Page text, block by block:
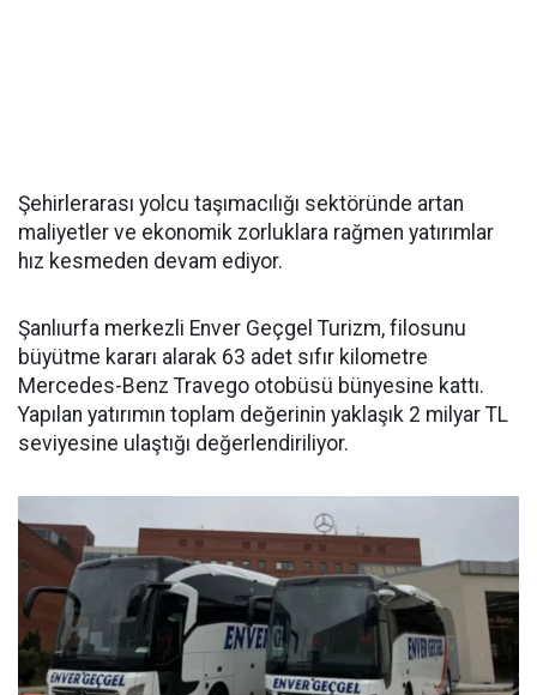
Şehirlerarası yolcu taşımacılığı sektöründe artan
maliyetler ve ekonomik zorluklara rağmen yatırımlar
hız kesmeden devam ediyor.
Şanlıurfa merkezli Enver Geçgel Turizm, filosunu
büyütme kararı alarak 63 adet sıfır kilometre
Mercedes-Benz Travego otobüsü bünyesine kattı.
Yapılan yatırımın toplam değerinin yaklaşık 2 milyar TL
seviyesine ulaştığı değerlendiriliyor.